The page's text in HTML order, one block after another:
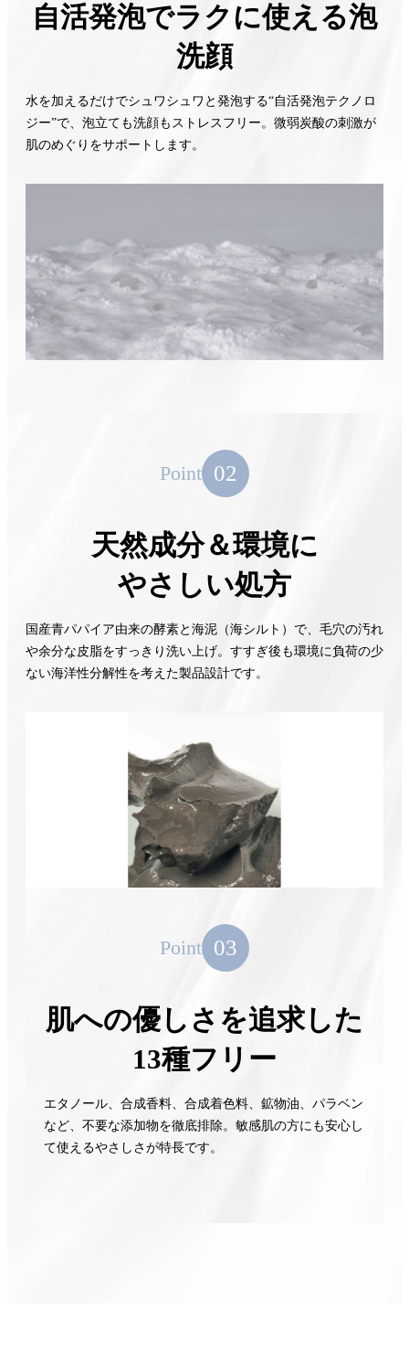
自活発泡でラクに使える泡
洗顔
水を加えるだけでシュワシュワと発泡する“自活発泡テクノロ
ジー”で、泡立ても洗顔もストレスフリー。微弱炭酸の刺激が
肌のめぐりをサポートします。
Point 02
天然成分＆環境に
やさしい処方
国産青パパイア由来の酵素と海泥（海シルト）で、毛穴の汚れ
や余分な皮脂をすっきり洗い上げ。すすぎ後も環境に負荷の少
ない海洋性分解性を考えた製品設計です。
Point 03
肌への優しさを追求した
13種フリー
エタノール、合成香料、合成着色料、鉱物油、パラベン
など、不要な添加物を徹底排除。敏感肌の方にも安心し
て使えるやさしさが特長です。